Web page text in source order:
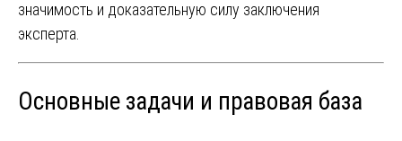
значимость и доказательную силу заключения
эксперта.
Основные задачи и правовая база